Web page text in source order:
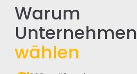
Warum
Unternehmen
wählen